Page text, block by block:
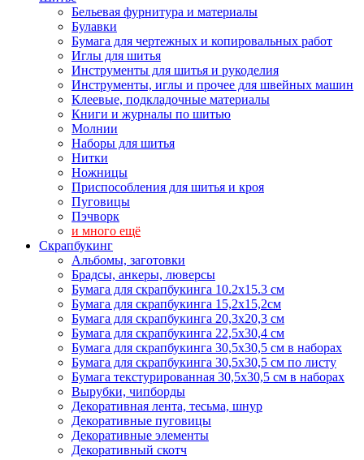
Бельевая фурнитура и материалы
Булавки
Бумага для чертежных и копировальных работ
Иглы для шитья
Инструменты для шитья и рукоделия
Инструменты, иглы и прочее для швейных машин
Клеевые, подкладочные материалы
Книги и журналы по шитью
Молнии
Наборы для шитья
Нитки
Ножницы
Приспособления для шитья и кроя
Пуговицы
Пэчворк
и много ещё
Скрапбукинг
Альбомы, заготовки
Брадсы, анкеры, люверсы
Бумага для скрапбукинга 10.2х15.3 см
Бумага для скрапбукинга 15,2х15,2см
Бумага для скрапбукинга 20,3х20,3 см
Бумага для скрапбукинга 22,5х30,4 см
Бумага для скрапбукинга 30,5х30,5 см в наборах
Бумага для скрапбукинга 30,5х30,5 см по листу
Бумага текстурированная 30,5х30,5 см в наборах
Вырубки, чипборды
Декоративная лента, тесьма, шнур
Декоративные пуговицы
Декоративные элементы
Декоративный скотч